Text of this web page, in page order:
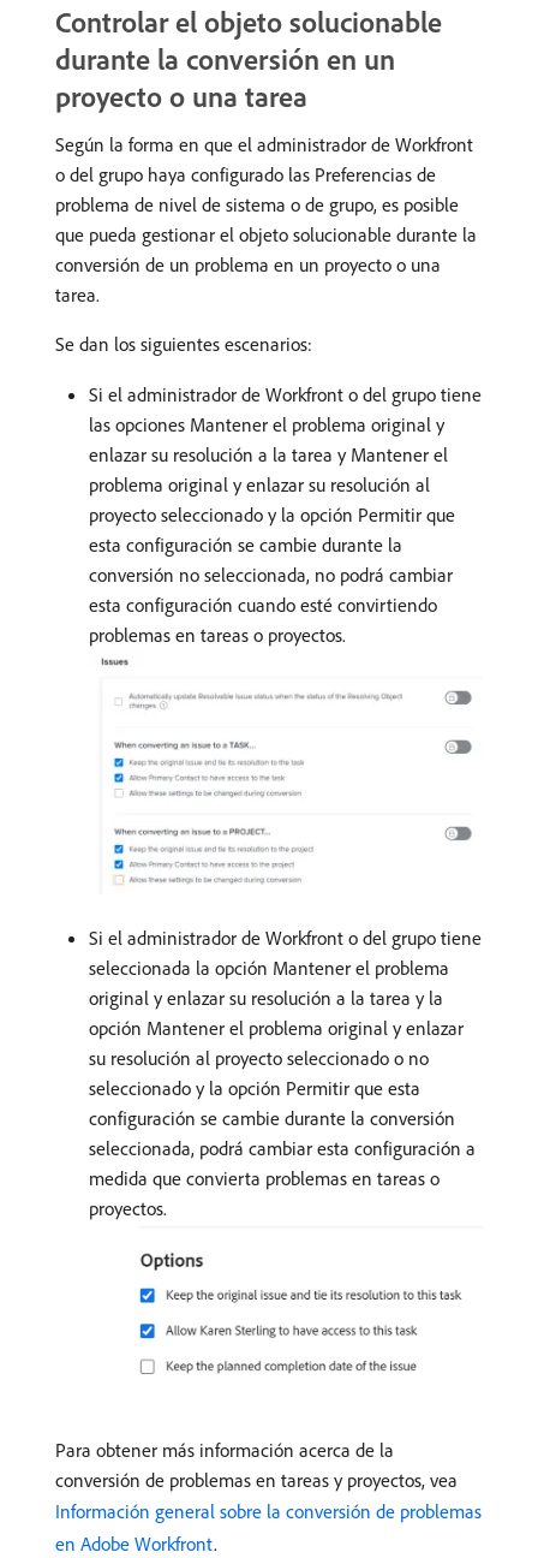
Controlar el objeto solucionable
durante la conversión en un
proyecto o una tarea
Según la forma en que el administrador de Workfront
o del grupo haya configurado las Preferencias de
problema de nivel de sistema o de grupo, es posible
que pueda gestionar el objeto solucionable durante la
conversión de un problema en un proyecto o una
tarea.
Se dan los siguientes escenarios:
Si el administrador de Workfront o del grupo tiene
las opciones Mantener el problema original y
enlazar su resolución a la tarea y Mantener el
problema original y enlazar su resolución al
proyecto seleccionado y la opción Permitir que
esta configuración se cambie durante la
conversión no seleccionada, no podrá cambiar
esta configuración cuando esté convirtiendo
problemas en tareas o proyectos.
Si el administrador de Workfront o del grupo tiene
seleccionada la opción Mantener el problema
original y enlazar su resolución a la tarea y la
opción Mantener el problema original y enlazar
su resolución al proyecto seleccionado o no
seleccionado y la opción Permitir que esta
configuración se cambie durante la conversión
seleccionada, podrá cambiar esta configuración a
medida que convierta problemas en tareas o
proyectos.
Para obtener más información acerca de la
conversión de problemas en tareas y proyectos, vea
Información general sobre la conversión de problemas
en Adobe Workfront.